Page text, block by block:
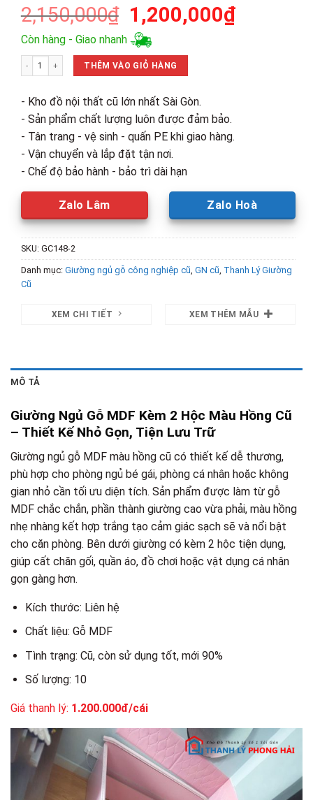
2,150,000₫ Giá
gốc
là:
2,150,000₫.
1,200,000₫Giá
Còn hàng - Giao nhanh
Giường Ngủ Gỗ MDF Kèm 2 Hộc Màu Hồng Cũ số lượng
THÊM VÀO GIỎ HÀNG
- Kho đồ nội thất cũ lớn nhất Sài Gòn.
- Sản phẩm chất lượng luôn được đảm bảo.
- Tân trang - vệ sinh - quấn PE khi giao hàng.
- Vận chuyển và lắp đặt tận nơi.
- Chế độ bảo hành - bảo trì dài hạn
Zalo Lâm Zalo Hoà
SKU: GC148-2
Danh mục: Giường ngủ gỗ công nghiệp cũ, GN cũ, Thanh Lý Giường
Cũ
XEM CHI TIẾT XEM THÊM MẪU
MÔ TẢ
Giường Ngủ Gỗ MDF Kèm 2 Hộc Màu Hồng Cũ
– Thiết Kế Nhỏ Gọn, Tiện Lưu Trữ
Giường ngủ gỗ MDF màu hồng cũ có thiết kế dễ thương,
phù hợp cho phòng ngủ bé gái, phòng cá nhân hoặc không
gian nhỏ cần tối ưu diện tích. Sản phẩm được làm từ gỗ
MDF chắc chắn, phần thành giường cao vừa phải, màu hồng
nhẹ nhàng kết hợp trắng tạo cảm giác sạch sẽ và nổi bật
cho căn phòng. Bên dưới giường có kèm 2 hộc tiện dụng,
giúp cất chăn gối, quần áo, đồ chơi hoặc vật dụng cá nhân
gọn gàng hơn.
Kích thước: Liên hệ
Chất liệu: Gỗ MDF
Tình trạng: Cũ, còn sử dụng tốt, mới 90%
Số lượng: 10
Giá thanh lý: 1.200.000đ/cái